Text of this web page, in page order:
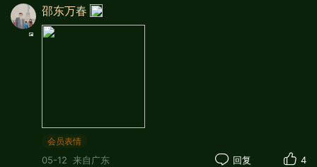
那块新立的大理石碑就立在桥头树荫下，
字迹端方：“全国重点文物保护单位——
邵东万春
会员表情
05-12 来自广东 回复 4